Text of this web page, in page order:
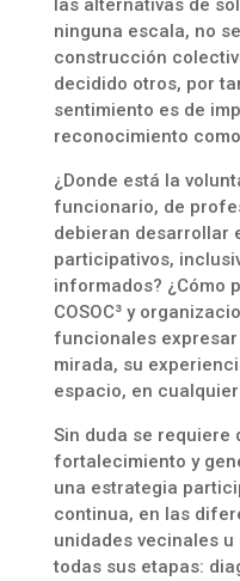
las alternativas de
ninguna escala, no
construcción
decidido otros, por
sentimiento es de
reconocimiento
¿Donde está la
funcionario, de
debieran desarrollar
participativos,
informados? ¿Cómo
COSOC³ y
funcionales
mirada, su
espacio, en
Sin duda se requiere
fortalecimiento y
una estrategia
continua, en las
unidades vecinales
todas sus etapas: